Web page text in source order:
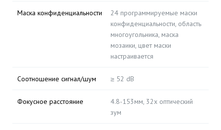
Маска конфиденциальности
24 программируемые маски
конфиденциальности, область
многоугольника, маска
мозаики, цвет маски
настраивается
Соотношение сигнал/шум ≥ 52 dB
Фокусное расстояние
4.8-153мм, 32x оптический
зум